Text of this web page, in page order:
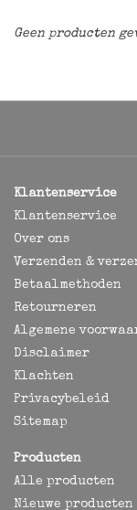
Geen producten
Klantenservice
Klantenservice
Over ons
Verzenden &
Betaalmethoden
Retourneren
Algemene
Disclaimer
Klachten
Privacybeleid
Sitemap
Producten
Alle producten
Nieuwe producten